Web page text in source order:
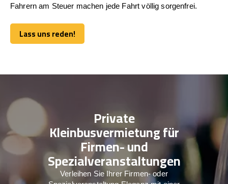
Fahrern am Steuer machen jede Fahrt völlig sorgenfrei.
Lass uns reden!
Lass uns reden!
Private
Kleinbusvermietung für
Firmen- und
Spezialveranstaltungen
Verleihen Sie Ihrer Firmen- oder